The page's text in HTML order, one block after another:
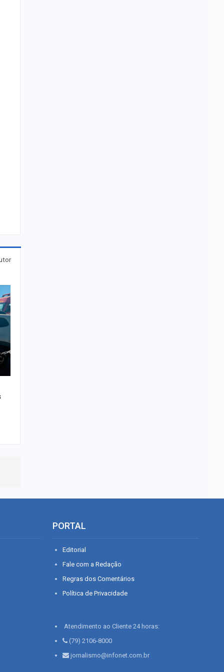
PORTAL
Editorial
Fale com a Redação
Regras dos Comentários
Política de Privacidade
Atendimento ao Cliente 24 horas:
(79) 2106-8000
jornalismo@infonet.com.br